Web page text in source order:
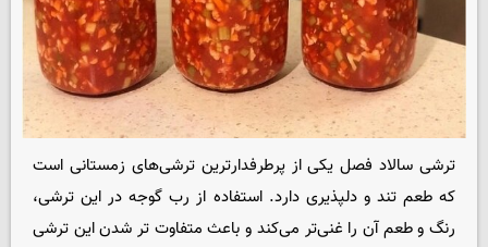
ترشی سالاد فصل یکی از پرطرفدارترین ترشی‌های زمستانی است
که طعم تند و دلپذیری دارد. استفاده از رب گوجه در این ترشی،
رنگ و طعم آن را غنی‌تر می‌کند و باعث متفاوت تر شدن این ترشی